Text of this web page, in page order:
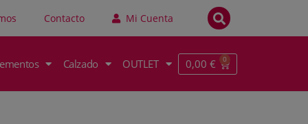
Contacto Mi Cuenta
Calzado OUTLET 0,00€